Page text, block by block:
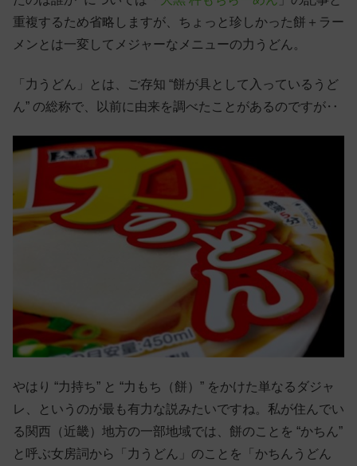
重複するため省略しますが、ちょっと珍しかった餅＋ラー
メンとは一変してメジャーなメニューの力うどん。
「力うどん」とは、ご存知 “餅が具として入っているうど
ん” の総称で、以前に由来を調べたことがあるのですが‥
やはり “力持ち” と “力もち（餅）” をかけた単なるダジャ
レ、というのが最も有力な説みたいですね。私が住んでい
る関西（近畿）地方の一部地域では、餅のことを “かちん”
と呼ぶ女房詞から「力うどん」のことを「かちんうどん